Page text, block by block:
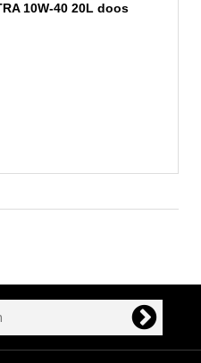
10W-40 20L doos